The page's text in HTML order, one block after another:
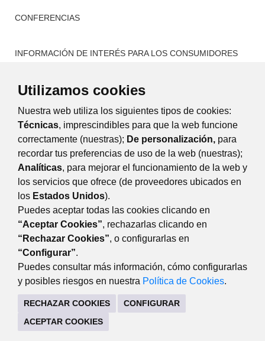
Utilizamos cookies
Nuestra web utiliza los siguientes tipos de cookies:
Técnicas, imprescindibles para que la web funcione
correctamente (nuestras); De personalización, para
recordar tus preferencias de uso de la web (nuestras);
Analíticas, para mejorar el funcionamiento de la web y
los servicios que ofrece (de proveedores ubicados en
los Estados Unidos).
Puedes aceptar todas las cookies clicando en
“Aceptar Cookies”, rechazarlas clicando en
“Rechazar Cookies”, o configurarlas en
“Configurar”.
Puedes consultar más información, cómo configurarlas
y posibles riesgos en nuestra Política de Cookies.
RECHAZAR COOKIES
CONFIGURAR
ACEPTAR COOKIES
CONFERENCIAS
INFORMACIÓN DE INTERÉS PARA LOS CONSUMIDORES
TRÁMITES Y SERVICIOS
CITA PREVIA SERVICIO DE CONSUMO
Eventos Día Semana Mes Año
Anterior viernes
Avda. de Guadarrama, 34 (lateral del edificio). 28220
Majadahonda Madrid
916341440
MAPA WEB
AVISO LEGAL
POLÍTICA DE COOKIES